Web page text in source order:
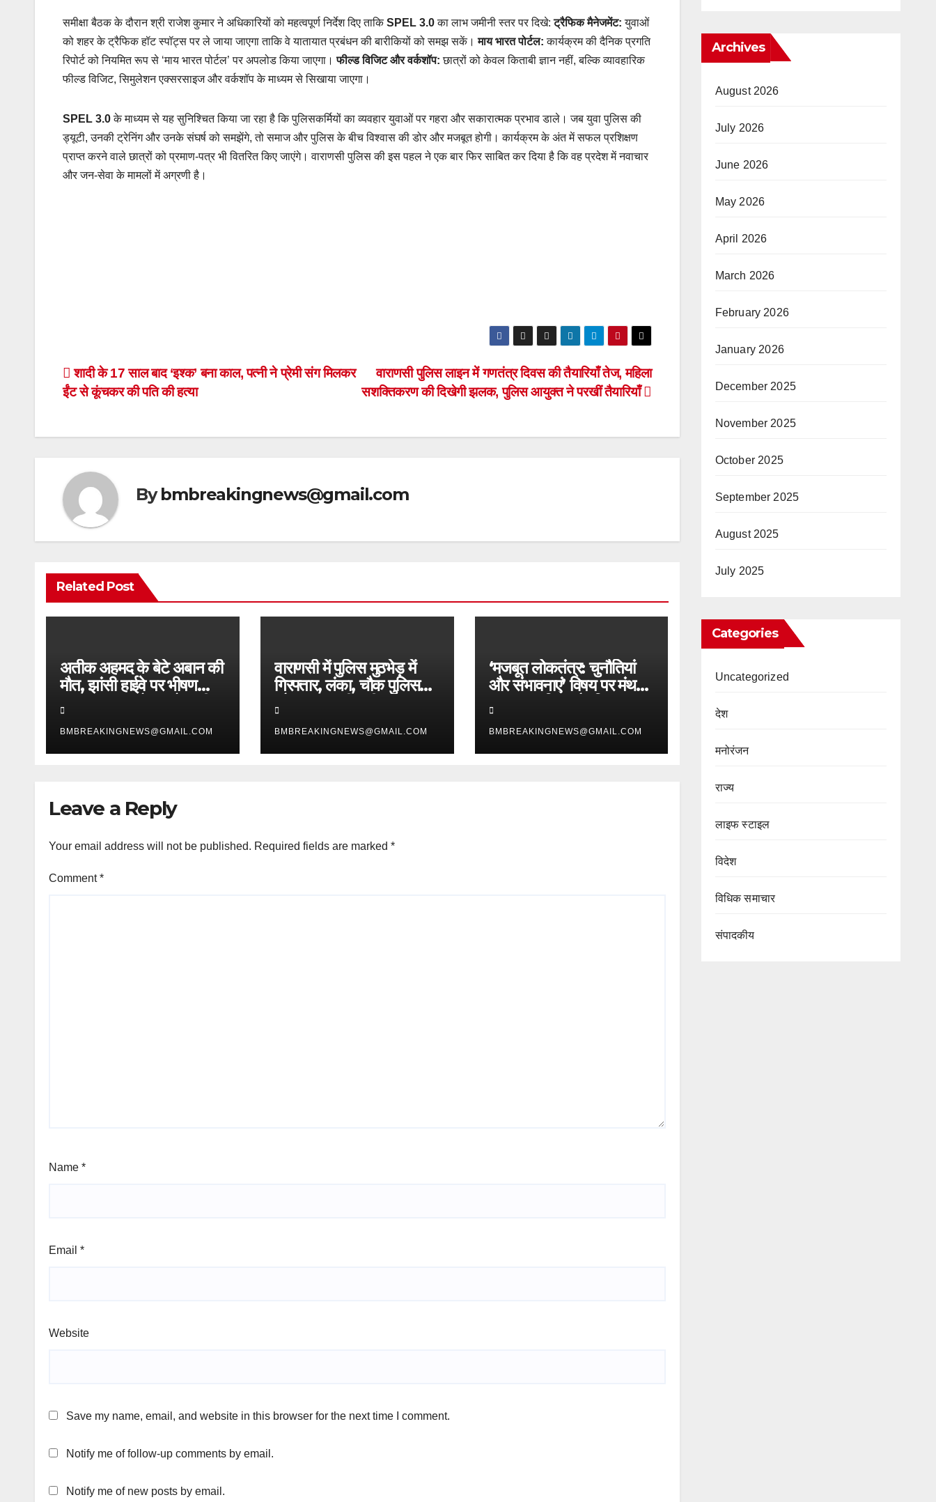
समीक्षा बैठक के दौरान श्री राजेश कुमार ने अधिकारियों को महत्वपूर्ण निर्देश दिए ताकिSPEL 3.0का लाभ जमीनी स्तर पर दिखे:ट्रैफिक मैनेजमेंट: युवाओं
को शहर के ट्रैफिक हॉट स्पॉट्स पर ले जाया जाएगा ताकि वे यातायात प्रबंधन की बारीकियों को समझ सकें।माय भारत पोर्टल: कार्यक्रम की दैनिक प्रगति
रिपोर्ट को नियमित रूप से ‘माय भारत पोर्टल’ पर अपलोड किया जाएगा।फील्ड विजिट और वर्कशॉप: छात्रों को केवल किताबी ज्ञान नहीं, बल्कि व्यावहारिक
फील्ड विजिट, सिमुलेशन एक्सरसाइज और वर्कशॉप के माध्यम से सिखाया जाएगा।
SPEL 3.0के माध्यम से यह सुनिश्चित किया जा रहा है कि पुलिसकर्मियों का व्यवहार युवाओं पर गहरा और सकारात्मक प्रभाव डाले। जब युवा पुलिस की
ड्यूटी, उनकी ट्रेनिंग और उनके संघर्ष को समझेंगे, तो समाज और पुलिस के बीच विश्वास की डोर और मजबूत होगी। कार्यक्रम के अंत में सफल प्रशिक्षण
प्राप्त करने वाले छात्रों को प्रमाण-पत्र भी वितरित किए जाएंगे। वाराणसी पुलिस की इस पहल ने एक बार फिर साबित कर दिया है कि वह प्रदेश में नवाचार
और जन-सेवा के मामलों में अग्रणी है।
Post
navigation
वाराणसी पुलिस लाइन में गणतंत्र दिवस की तैयारियाँ तेज, महिला
सशक्तिकरण की दिखेगी झलक, पुलिस आयुक्त ने परखीं तैयारियाँ
शादी के 17 साल बाद ‘इश्क’ बना काल, पत्नी ने प्रेमी संग मिलकर
ईंट से कूंचकर की पति की हत्या
Bybmbreakingnews@gmail.com
Related Post
अतीक अहमद के बेटे अबान की
मौत, झांसी हाईवे पर भीषण
सड़क हादसा, दोस्त सोनू की
भी गई जान
BMBREAKINGNEWS@GMAIL.COM
वाराणसी में पुलिस मुठभेड़ में
गिरफ्तार, लंका, चौक पुलिस
और SOG की बड़ी सफलता,
2 शातिर लुटेरे चढ़े हत्थे
BMBREAKINGNEWS@GMAIL.COM
‘मजबूत लोकतंत्र: चुनौतियां
और संभावनाएं’ विषय पर मंथन,
प्रबुद्ध नागरिक और विचारक हुए
सम्मानित
BMBREAKINGNEWS@GMAIL.COM
Leave a Reply
Your email address will not be published. Required fields are marked *
Comment*
Name *
Email *
Website
Save my name, email, and website in this browser for the next time I comment.
Notify me of follow-up comments by email.
Notify me of new posts by email.
Archives
August 2026
July 2026
June 2026
May 2026
April 2026
March 2026
February 2026
January 2026
December 2025
November 2025
October 2025
September 2025
August 2025
July 2025
Categories
Uncategorized
देश
मनोरंजन
राज्य
लाइफ स्टाइल
विदेश
विधिक समाचार
संपादकीय